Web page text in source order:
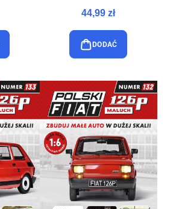
44,99 zł
DODAĆ